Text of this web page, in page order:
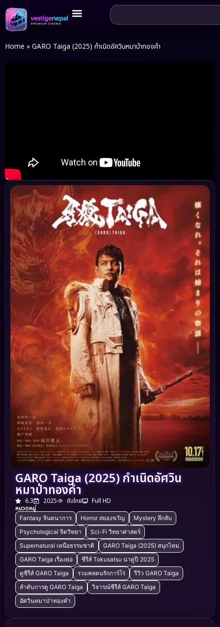
Home » GARO Taiga (2025) กำเนิดอัศวินหมาป่าทองคำ
GARO Taiga (2025) กำเนิดอัศวิน
หมาป่าทองคำ
6.3 2025 ซับไทย
Full HD
หมวดหมู่
Fantasy จินตนาการ Horror สยองขวัญ
Mystery ลึกลับ
Psychological จิตวิทยา
Sci-Fi วิทยาศาสตร์
Supernatural เหนือธรรมชาติ
GARO Taiga (2025) สนุกไหม
GARO Taiga เรื่องย่อ
ซีรีส์ Tokusatsu น่าดูปี 2025
ดูซีรีส์ GARO Taiga
รวมพลคนรักการ์โร่
รีวิว GARO Taiga
ลำดับการดู GARO Taiga
วิจารณ์ซีรีส์ GARO Taiga
อัศวินหมาป่าทองคำ